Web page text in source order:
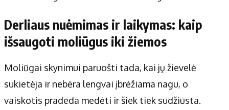
Derliaus nuėmimas ir laikymas: kaip
išsaugoti moliūgus iki žiemos
Moliūgai skynimui paruošti tada, kai jų žievelė
sukietėja ir nebėra lengvai įbrėžiama nagu, o
vaiskotis pradeda medėti ir šiek tiek sudžiūsta.